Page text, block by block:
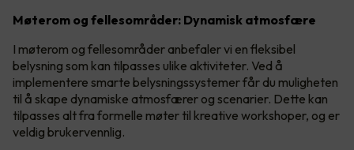
Møterom og fellesområder: Dynamisk atmosfære
I møterom og fellesområder anbefaler vi en fleksibel
belysning som kan tilpasses ulike aktiviteter. Ved å
implementere smarte belysningssystemer får du muligheten
til å skape dynamiske atmosfærer og scenarier. Dette kan
tilpasses alt fra formelle møter til kreative workshoper, og er
veldig brukervennlig.